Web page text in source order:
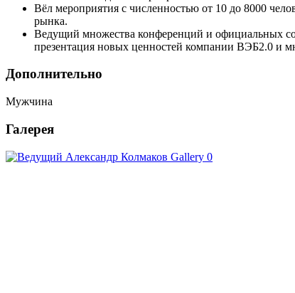
Вёл мероприятия с численностью от 10 до 8000
рынка.
Ведущий множества конференций и официальных
презентация новых ценностей компании ВЭБ2.0 и
Дополнительно
Мужчина
Галерея